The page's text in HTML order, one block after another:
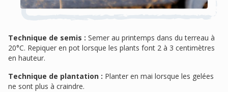
Technique de semis : Semer au printemps dans du terreau à
20°C. Repiquer en pot lorsque les plants font 2 à 3 centimètres
en hauteur.
Technique de plantation : Planter en mai lorsque les gelées
ne sont plus à craindre.